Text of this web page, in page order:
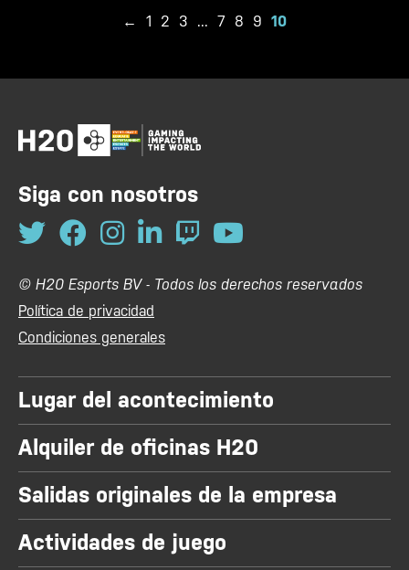
← 1 2 3 ... 7 8 9 10
Siga con nosotros
© H20 Esports BV - Todos los derechos reservados
Política de privacidad
Condiciones generales
Lugar del acontecimiento
Alquiler de oficinas H20
Salidas originales de la empresa
Actividades de juego